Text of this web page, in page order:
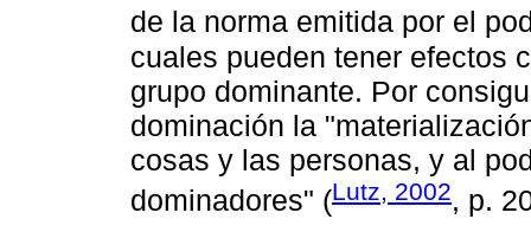
de la norma emitida por el
cuales pueden tener efectos
grupo dominante. Por
dominación la
cosas y las personas, y al
dominadores" (Lutz, 2002, p.